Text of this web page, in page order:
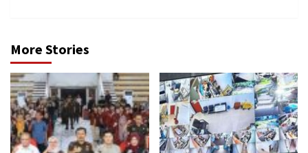
More Stories